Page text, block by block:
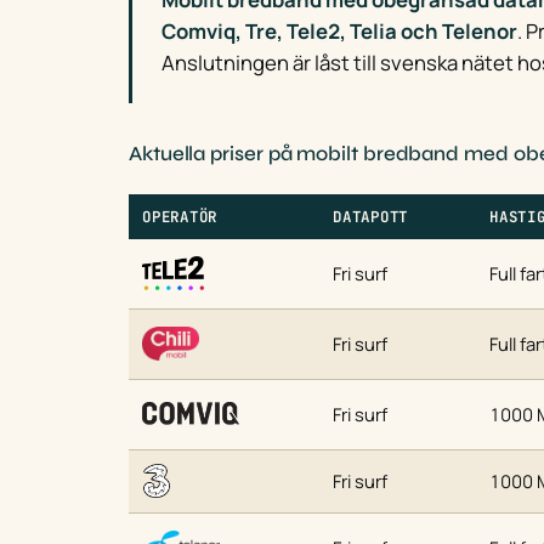
Comviq, Tre, Tele2, Telia och Telenor.
Anslutningen är låst till svenska nätet
Aktuella priser på mobilt bredband med
OPERATÖR DATAPOTT
Fri surf Full
Fri surf Full
Fri surf 1000
Fri surf 1000